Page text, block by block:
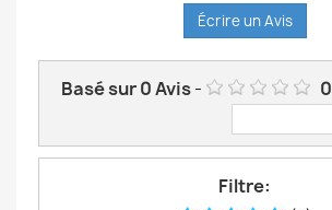
Écrire un Avis
Basé sur0Avis- 0
Filtre: